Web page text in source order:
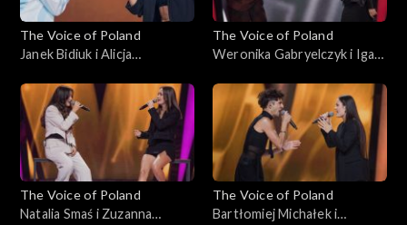
The Voice of Poland
Janek Bidiuk i Alicja
Voice of Poland”, Bitwy, 12
października 2024
The Voice of Poland
Weronika Gabryelczyk i Iga
„The Voice of Poland”, Bitwy,
12 października 2024
The Voice of Poland
Natalia Smaś i Zuzanna
The Voice of Poland
Bartłomiej Michałek i